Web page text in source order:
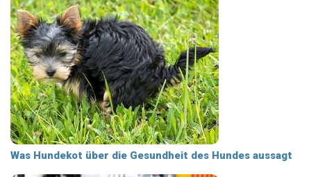
Was Hundekot über die Gesundheit des Hundes aussagt